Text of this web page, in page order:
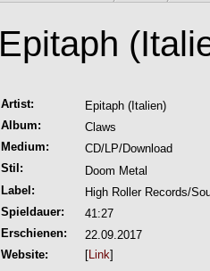
Epitaph
Artist:
Epitaph (Italien)
Album:
Claws
Medium:
CD/LP/Download
Stil:
Doom Metal
Label:
High Roller Records/
Spieldauer:
41:27
Erschienen:
22.09.2017
Website:
[Link]